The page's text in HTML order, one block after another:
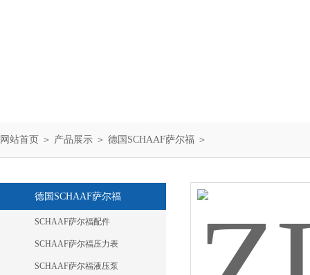
网站首页 ＞ 产品展示 ＞ 德国SCHAAF萨尔福 ＞
德国SCHAAF萨尔福
SCHAAF萨尔福配件
SCHAAF萨尔福压力表
SCHAAF萨尔福液压泵